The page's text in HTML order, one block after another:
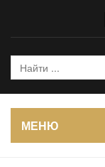
МЕНЮ